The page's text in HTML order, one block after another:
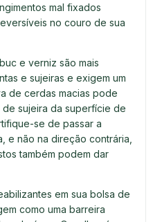
mal fixados
no couro de sua
e verniz são mais
e sujeiras e exigem um
de cerdas macias pode
sujeira da superfície de
se de passar a
e não na direção contrária,
também podem dar
em sua bolsa de
como uma barreira